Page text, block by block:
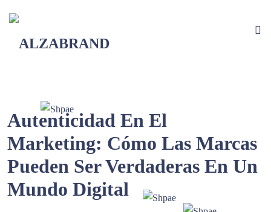
Autenticidad En El
Marketing: Cómo Las Marcas
Pueden Ser Verdaderas En Un
Mundo Digital